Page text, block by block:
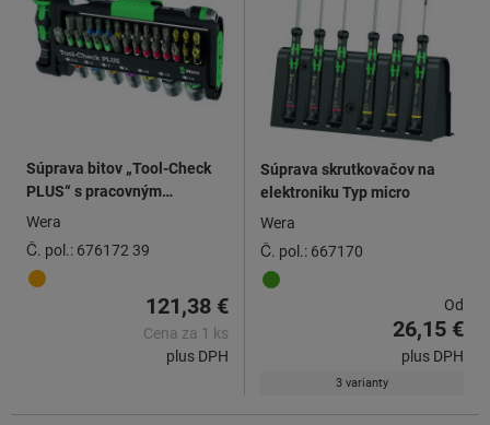
Súprava bitov „Tool-Check
PLUS“ s pracovným
nástrojom a nadstavcami pre
Počet dielov: 39
Wera
Č. pol.: 676172 39
121,38 €
Cena za 1 ks
plus DPH
Súprava skrutkovačov na
elektroniku Typ micro
Wera
Č. pol.: 667170
Od
26,15 €
plus DPH
3 varianty